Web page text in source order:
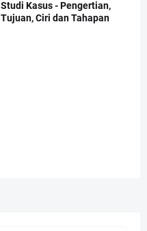
Studi Kasus - Pengertian,
Tujuan, Ciri dan Tahapan